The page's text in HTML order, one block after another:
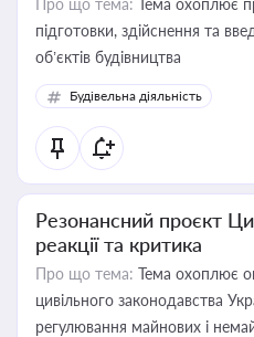
Про що тема: Тема охоплює
підготовки, здійснення та
об’єктів будівництва
Будівельна діяльність
Резонансний проєкт
реакції та критика
Про що тема: Тема охоплює
цивільного законодавства
регулювання майнових і